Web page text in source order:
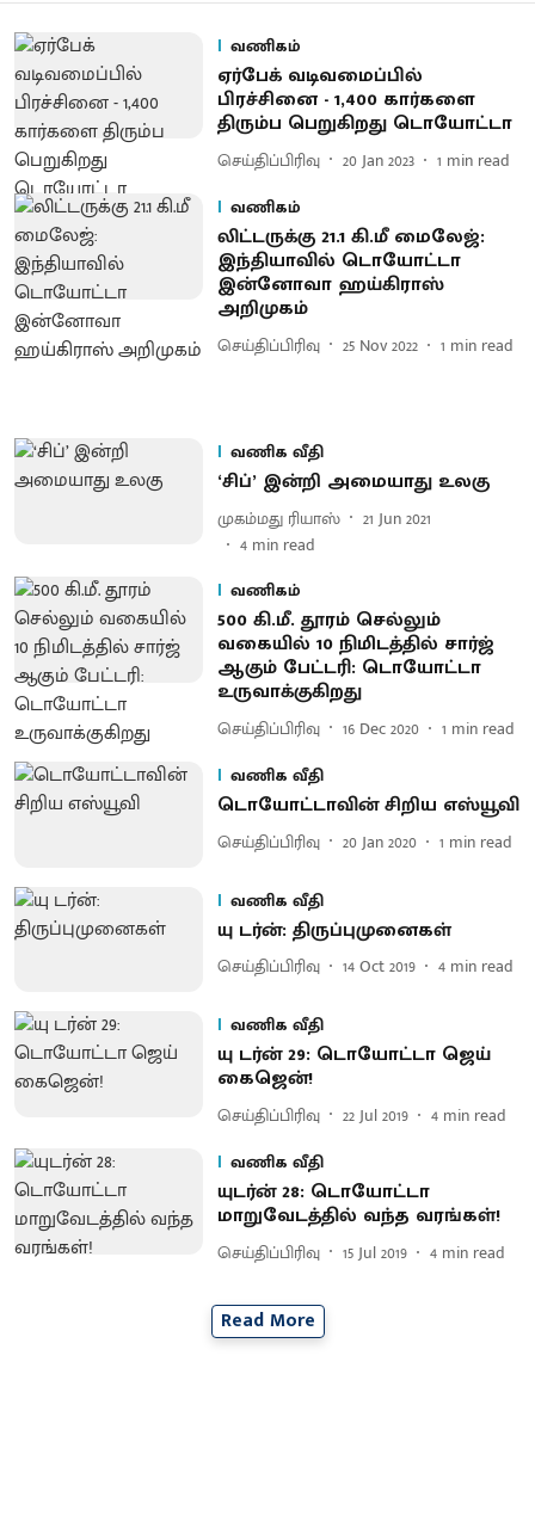
வணிகம்
ஏர்பேக் வடிவமைப்பில்
பிரச்சினை - 1,400 கார்களை
திரும்ப பெறுகிறது டொயோட்டா
செய்திப்பிரிவு 20 Jan 2023 1 min read
வணிகம்
லிட்டருக்கு 21.1 கி.மீ மைலேஜ்:
இந்தியாவில் டொயோட்டா
இன்னோவா ஹய்கிராஸ்
அறிமுகம்
செய்திப்பிரிவு 25 Nov 2022 1 min read
வணிக வீதி
‘சிப்’ இன்றி அமையாது உலகு
முகம்மது ரியாஸ்
21 Jun 2021
4 min read
வணிகம்
500 கி.மீ. தூரம் செல்லும்
வகையில் 10 நிமிடத்தில் சார்ஜ்
ஆகும் பேட்டரி: டொயோட்டா
உருவாக்குகிறது
செய்திப்பிரிவு 16 Dec 2020 1 min read
வணிக வீதி
டொயோட்டாவின் சிறிய எஸ்யூவி
செய்திப்பிரிவு 20 Jan 2020 1 min read
வணிக வீதி
யு டர்ன்: திருப்புமுனைகள்
செய்திப்பிரிவு 14 Oct 2019 4 min read
வணிக வீதி
யு டர்ன் 29: டொயோட்டா ஜெய்
கைஜென்!
செய்திப்பிரிவு 22 Jul 2019 4 min read
வணிக வீதி
யுடர்ன் 28: டொயோட்டா
மாறுவேடத்தில் வந்த வரங்கள்!
செய்திப்பிரிவு 15 Jul 2019 4 min read
Read More